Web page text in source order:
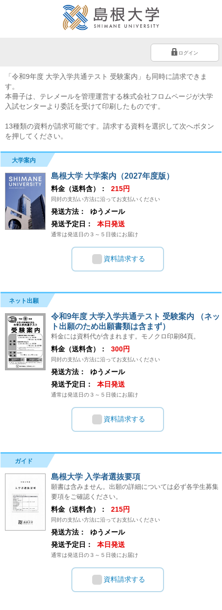
ログイン
「令和9年度 大学入学共通テスト 受験案内」も同時に請求できま
す。
本冊子は、テレメールを管理運営する株式会社フロムページが大学
入試センターより委託を受けて印刷したものです。
13種類の資料が請求可能です。請求する資料を選択して次へボタン
を押してください。
大学案内
島根大学 大学案内（2027年度版）
料金（送料含）： 215円
同封の支払い方法に沿ってお支払いください
発送方法：
ゆうメール
発送予定日：
本日発送
通常は発送日の３～５日後にお届け
資料請求する
ネット出願
令和9年度 大学入学共通テスト 受験案内 （ネッ
ト出願のため出願書類は含まず）
料金には資料代が含まれます。モノクロ印刷84頁。
料金（送料含）： 300円
同封の支払い方法に沿ってお支払いください
発送方法：
ゆうメール
発送予定日：
本日発送
通常は発送日の３～５日後にお届け
資料請求する
ガイド
島根大学 入学者選抜要項
願書は含みません。出願の詳細については必ず各学生募集
要項をご確認ください。
料金（送料含）： 215円
同封の支払い方法に沿ってお支払いください
発送方法：
ゆうメール
発送予定日：
本日発送
通常は発送日の３～５日後にお届け
資料請求する